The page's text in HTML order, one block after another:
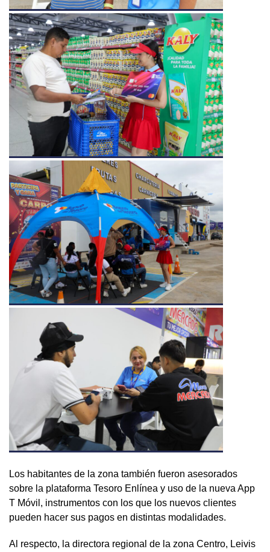
Los habitantes de la zona también fueron asesorados
sobre la plataforma Tesoro Enlínea y uso de la nueva App
T Móvil, instrumentos con los que los nuevos clientes
pueden hacer sus pagos en distintas modalidades.
Al respecto, la directora regional de la zona Centro, Leivis